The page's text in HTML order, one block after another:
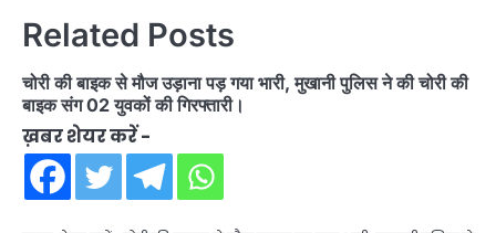
Related Posts
चोरी की बाइक से मौज उड़ाना पड़ गया भारी, मुखानी पुलिस ने की चोरी की
बाइक संग 02 युवकों की गिरफ्तारी।
ख़बर शेयर करें -